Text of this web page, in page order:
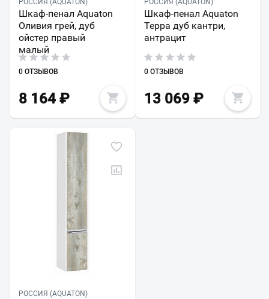
РОССИЯ (AQUATON)
Шкаф-пенал Aquaton
Оливия грей, дуб
ойстер правый
малый
0 ОТЗЫВОВ
8 164 ₽
РОССИЯ (AQUATON)
Шкаф-пенал Aquaton
Терра дуб кантри,
антрацит
0 ОТЗЫВОВ
13 069₽
РОССИЯ (AQUATON)